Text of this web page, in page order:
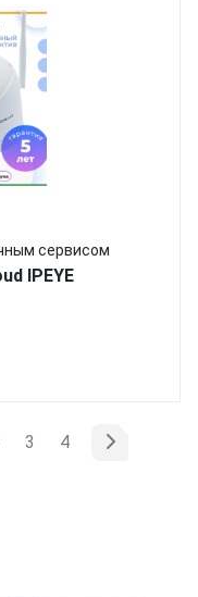
сервисом
IPEYE
3 4